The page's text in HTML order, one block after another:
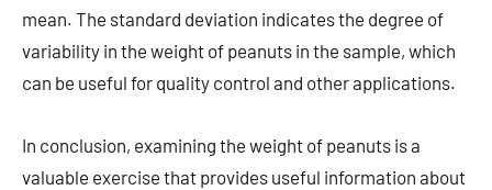
mean. The standard deviation indicates the degree of
variability in the weight of peanuts in the sample, which
can be useful for quality control and other applications.
In conclusion, examining the weight of peanuts is a
valuable exercise that provides useful information about